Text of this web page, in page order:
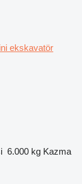
ekskavatör
6.000 kg Kazma